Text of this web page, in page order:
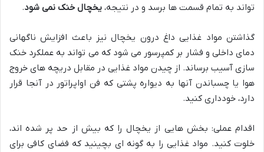
تواند به تمام قسمت ها برسد و در نتیجه، یخچال خنک نمی شود.
گذاشتن مواد غذایی داغ درون یخچال نیز باعث افزایش ناگهانی
دمای داخلی و فشار بر کمپرسور می شود که می تواند به عملکرد خنک
سازی آسیب برساند. از چیدن مواد غذایی در مقابل دریچه های خروج
هوا یا چسباندن آنها به دیواره پشتی که فن اواپراتور در آنجا قرار
دارد، خودداری کنید.
اقدام عملی: بخش هایی از یخچال را که بیش از حد پر شده اند،
خلوت کنید. مواد غذایی را به گونه ای بچینید که فضای کافی برای